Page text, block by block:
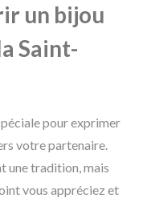
un bijou
Saint-
pour exprimer
votre partenaire.
une tradition, mais
vous appréciez et